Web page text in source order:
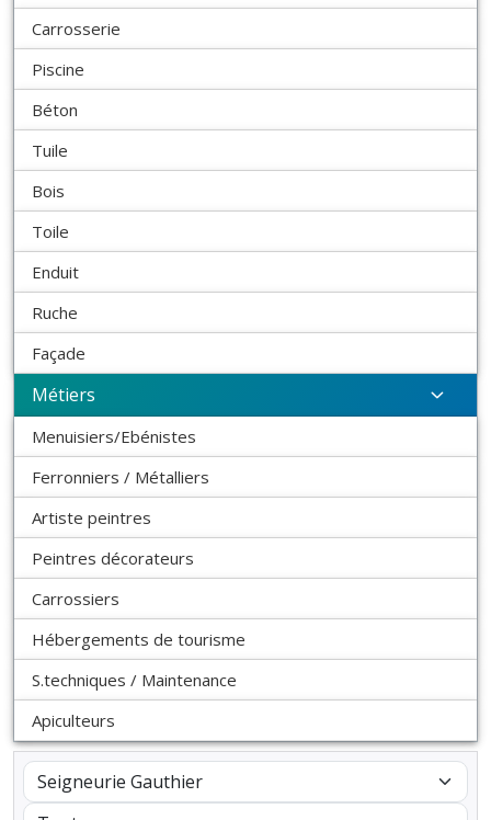
Carrosserie
Piscine
Béton
Tuile
Bois
Toile
Enduit
Ruche
Façade
Métiers
Menuisiers/Ebénistes
Ferronniers / Métalliers
Artiste peintres
Peintres décorateurs
Carrossiers
Hébergements de tourisme
S.techniques / Maintenance
Apiculteurs